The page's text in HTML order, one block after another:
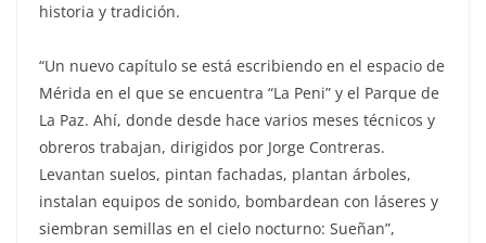
historia y tradición.
“Un nuevo capítulo se está escribiendo en el espacio de
Mérida en el que se encuentra “La Peni” y el Parque de
La Paz. Ahí, donde desde hace varios meses técnicos y
obreros trabajan, dirigidos por Jorge Contreras.
Levantan suelos, pintan fachadas, plantan árboles,
instalan equipos de sonido, bombardean con láseres y
siembran semillas en el cielo nocturno: Sueñan”,